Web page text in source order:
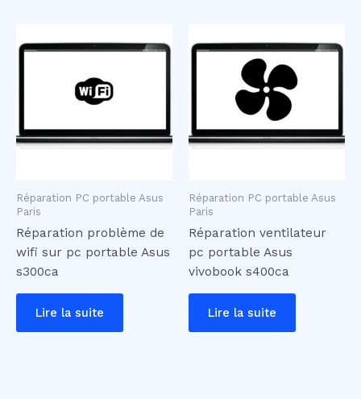
Réparation PC portable Asus
Paris
Réparation problème de
wifi sur pc portable Asus
s300ca
Lire la suite
Réparation PC portable Asus
Paris
Réparation ventilateur
pc portable Asus
vivobook s400ca
Lire la suite